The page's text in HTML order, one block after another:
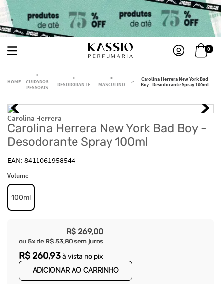
0
CUIDADOS
PESSOAIS
DESODORANTE MASCULINO
Carolina Herrera New York Bad
Boy - Desodorante Spray 100ml
Carolina Herrera
Carolina Herrera New York Bad Boy -
Desodorante Spray 100ml
8411061958544
Volume
100ml
R$ 269,00
ou 5x de R$ 53,80 sem juros
R$ 260,93à vista no pix
ADICIONAR AO CARRINHO